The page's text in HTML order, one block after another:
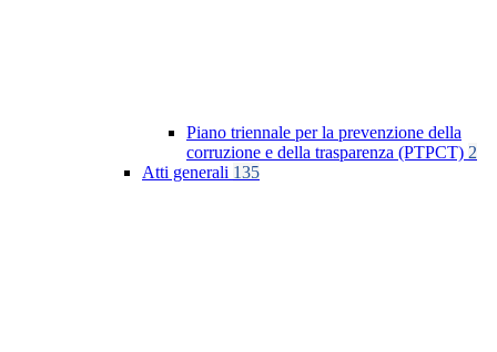
Piano triennale per la prevenzione della
corruzione e della trasparenza (PTPCT) 2
Atti generali 135